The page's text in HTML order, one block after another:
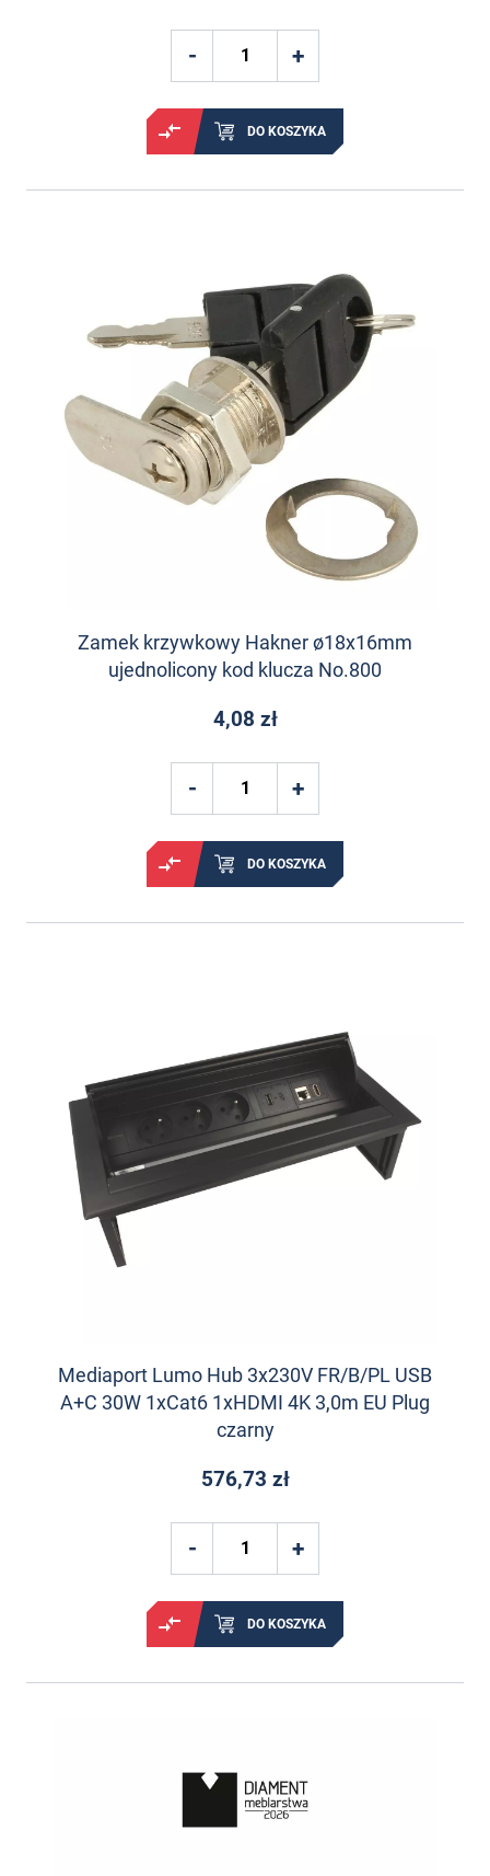
DO KOSZYKA
Zamek krzywkowy Hakner ø18x16mm
ujednolicony kod klucza No.800
4,08 zł
DO KOSZYKA
Mediaport Lumo Hub 3x230V FR/B/PL USB
A+C 30W 1xCat6 1xHDMI 4K 3,0m EU Plug
czarny
576,73 zł
DO KOSZYKA